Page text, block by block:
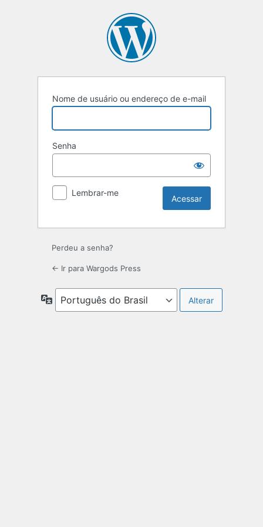
Nome de usuário ou endereço de e-mail
Senha
Lembrar-me
Perdeu a senha?
← Ir para Wargods Press
Idioma